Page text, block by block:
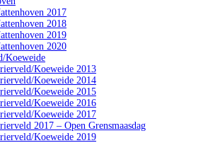
2017
2018
2019
2020
Koeweide
Koeweide 2013
Koeweide 2014
Koeweide 2015
Koeweide 2016
Koeweide 2017
2017 – Open Grensmaasdag
Koeweide 2019